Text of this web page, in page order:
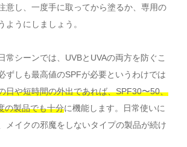
意し、一度手に取ってから塗るか、専用の
ようにしましょう。
常シーンでは、UVBとUVAの両方を防ぐこ
ずしも最高値のSPFが必要というわけでは
日や短時間の外出であれば、SPF30〜50、
の製品でも十分に機能します。日常使いに
メイクの邪魔をしないタイプの製品が続け